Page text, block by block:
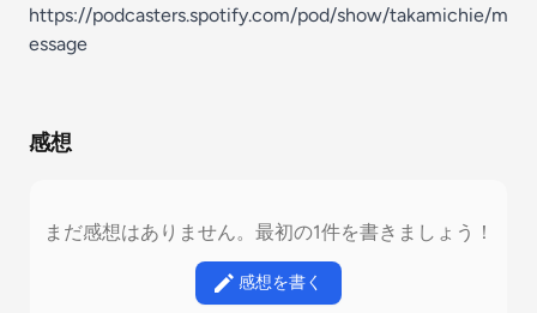
https://podcasters.spotify.com/pod/show/takamichie/m
essage
感想
まだ感想はありません。最初の1件を書きましょう！
感想を書く